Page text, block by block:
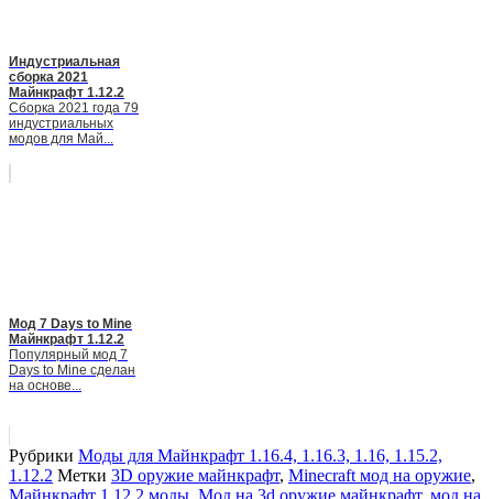
Индустриальная
сборка 2021
Майнкрафт 1.12.2
Сборка 2021 года 79
индустриальных
модов для Май...
Мод 7 Days to Mine
Майнкрафт 1.12.2
Популярный мод 7
Days to Mine сделан
на основе...
Рубрики Моды для Майнкрафт 1.16.4, 1.16.3, 1.16, 1.15.2,
1.12.2 Метки 3D оружие майнкрафт, Minecraft мод на оружие,
Майнкрафт 1.12.2 моды, Мод на 3d оружие майнкрафт, мод на